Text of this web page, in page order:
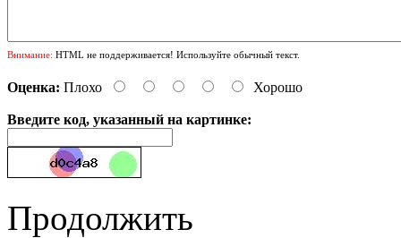
Внимание: HTML не поддерживается! Используйте обычный текст.
Оценка: Плохо Хорошо
Введите код, указанный на картинке:
Продолжить